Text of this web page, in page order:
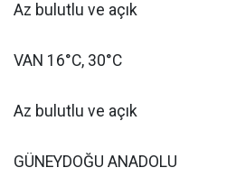
Az bulutlu ve açık
VAN 16°C, 30°C
Az bulutlu ve açık
GÜNEYDOĞU ANADOLU